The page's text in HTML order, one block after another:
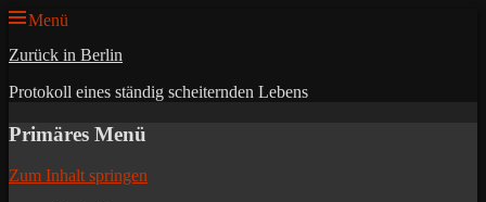
Menü
Zurück in Berlin
Protokoll eines ständig scheiternden Lebens
Primäres Menü
Zum Inhalt springen